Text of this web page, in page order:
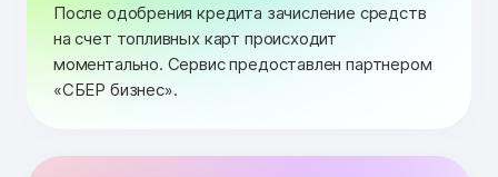
После одобрения кредита зачисление средств
на счет топливных карт происходит
моментально. Сервис предоставлен партнером
«СБЕР бизнес».